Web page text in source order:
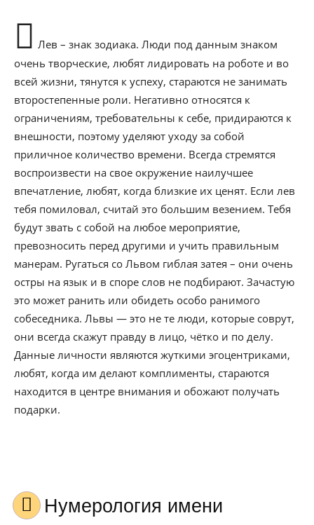
Лев – знак зодиака. Люди под данным знаком
очень творческие, любят лидировать на роботе и во
всей жизни, тянутся к успеху, стараются не занимать
второстепенные роли. Негативно относятся к
ограничениям, требовательны к себе, придираются к
внешности, поэтому уделяют уходу за собой
приличное количество времени. Всегда стремятся
воспроизвести на свое окружение наилучшее
впечатление, любят, когда близкие их ценят. Если лев
тебя помиловал, считай это большим везением. Тебя
будут звать с собой на любое мероприятие,
превозносить перед другими и учить правильным
манерам. Ругаться со Львом гиблая затея – они очень
остры на язык и в споре слов не подбирают. Зачастую
это может ранить или обидеть особо ранимого
собеседника. Львы — это не те люди, которые соврут,
они всегда скажут правду в лицо, чётко и по делу.
Данные личности являются жуткими эгоцентриками,
любят, когда им делают комплименты, стараются
находится в центре внимания и обожают получать
подарки.
Нумерология имени